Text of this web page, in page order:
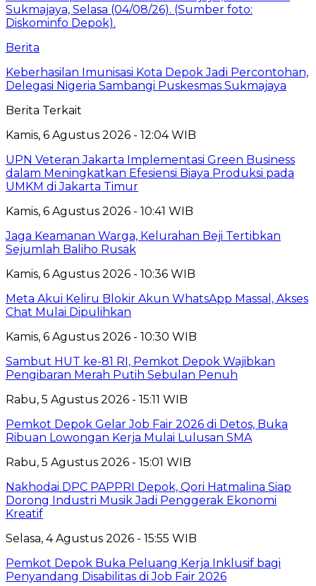
Berita
Keberhasilan Imunisasi Kota Depok Jadi Percontohan,
Delegasi Nigeria Sambangi Puskesmas Sukmajaya
Berita Terkait
Kamis, 6 Agustus 2026 - 12:04 WIB
UPN Veteran Jakarta Implementasi Green Business
dalam Meningkatkan Efesiensi Biaya Produksi pada
UMKM di Jakarta Timur
Kamis, 6 Agustus 2026 - 10:41 WIB
Jaga Keamanan Warga, Kelurahan Beji Tertibkan
Sejumlah Baliho Rusak
Kamis, 6 Agustus 2026 - 10:36 WIB
Meta Akui Keliru Blokir Akun WhatsApp Massal, Akses
Chat Mulai Dipulihkan
Kamis, 6 Agustus 2026 - 10:30 WIB
Sambut HUT ke-81 RI, Pemkot Depok Wajibkan
Pengibaran Merah Putih Sebulan Penuh
Rabu, 5 Agustus 2026 - 15:11 WIB
Pemkot Depok Gelar Job Fair 2026 di Detos, Buka
Ribuan Lowongan Kerja Mulai Lulusan SMA
Rabu, 5 Agustus 2026 - 15:01 WIB
Nakhodai DPC PAPPRI Depok, Qori Hatmalina Siap
Dorong Industri Musik Jadi Penggerak Ekonomi
Kreatif
Selasa, 4 Agustus 2026 - 15:55 WIB
Pemkot Depok Buka Peluang Kerja Inklusif bagi
Penyandang Disabilitas di Job Fair 2026